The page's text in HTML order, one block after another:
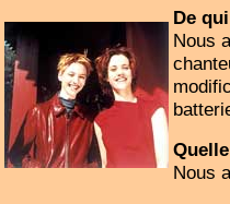
De
Nous
Nous